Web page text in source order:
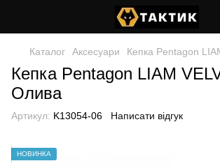
Каталог Аксесуари Кепка Pentagon
Кепка Pentagon LIAM
Олива
Артикул: K13054-06 Написати відгук
НОВИНКА